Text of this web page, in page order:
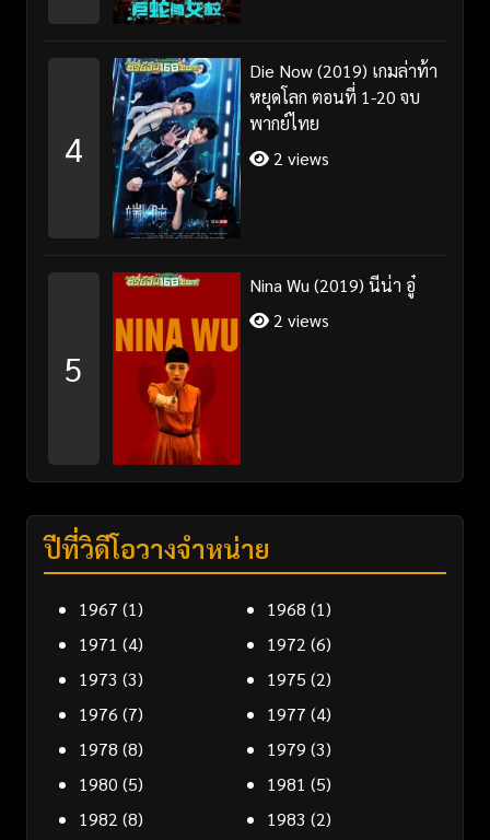
4
Die Now (2019) เกมล่าท้า
หยุดโลก ตอนที่ 1-20 จบ
พากย์ไทย
2 views
5
Nina Wu (2019) นีน่า อู๋
2 views
ปีที่วิดีโอวางจำหน่าย
1967 (1) 1968 (1)
1971 (4) 1972 (6)
1973 (3) 1975 (2)
1976 (7) 1977 (4)
1978 (8) 1979 (3)
1980 (5) 1981 (5)
1982 (8) 1983 (2)